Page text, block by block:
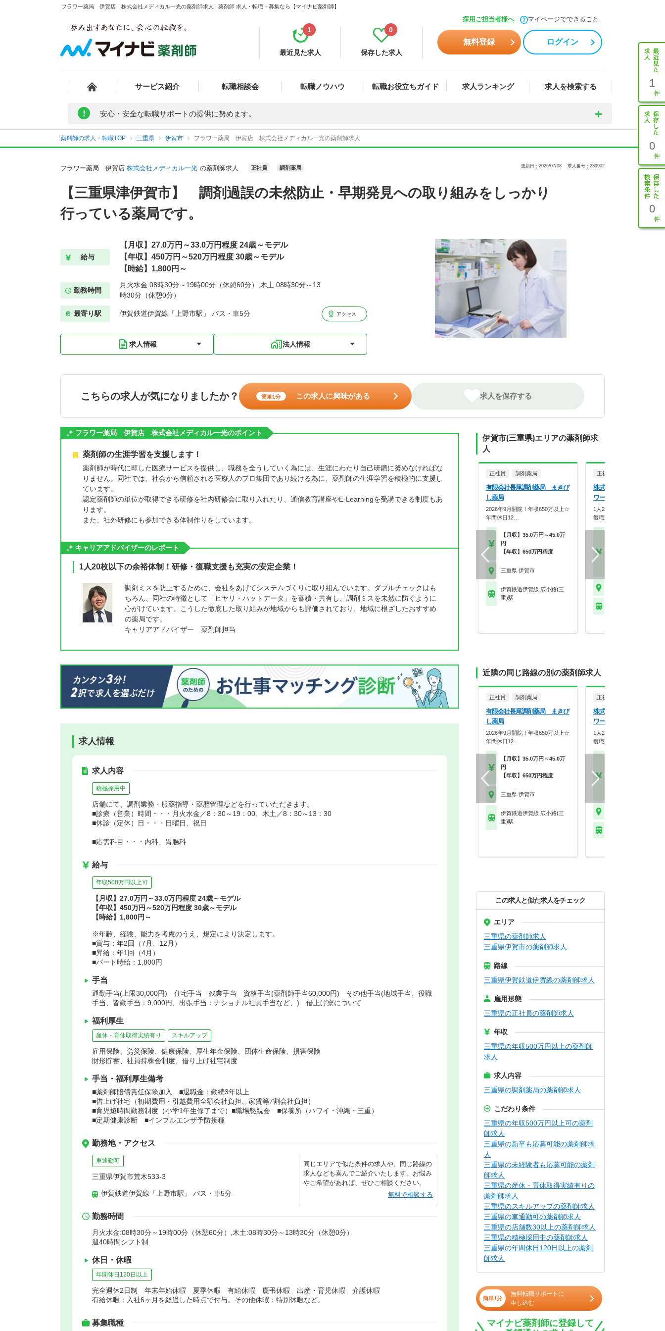
フラワー薬局 伊賀店 株式会社メディカル一光の薬剤師求人 | 薬剤師 求人・転職・募集なら【マイナビ薬剤師】
採用ご担当者様へ マイページでできること
最近見た求人
1
保存した求人
0
無料登録 ログイン
サービス紹介 転職相談会 転職ノウハウ 転職お役立ちガイド 求人ランキング 求人を検索する 1
0
0
! 安心・安全な転職サポートの提供に努めます。
薬剤師の求人・転職TOP 三重県 伊賀市 フラワー薬局 伊賀店 株式会社メディカル一光の薬剤師求人
フラワー薬局 伊賀店 株式会社メディカル一光 の薬剤師求人 正社員 調剤薬局 更新日：2026/07/08 求人番号：239902
【三重県津伊賀市】 調剤過誤の未然防止・早期発見への取り組みをしっかり
行っている薬局です。
給与
【月収】27.0万円～33.0万円程度 24歳～モデル
【年収】450万円～520万円程度 30歳～モデル
【時給】1,800円～
勤務時間
月火水金:08時30分～19時00分（休憩60分）,木土:08時30分～13
時30分（休憩0分）
最寄り駅 伊賀鉄道伊賀線「上野市駅」 バス・車5分 アクセス
求人情報 法人情報
こちらの求人が気になりましたか？ 簡単1分 この求人に興味がある 求人を保存する
フラワー薬局 伊賀店 株式会社メディカル一光のポイント
薬剤師の生涯学習を支援します！
薬剤師が時代に即した医療サービスを提供し、職務を全うしていく為には、生涯にわたり自己研鑽に努めなければな
りません。同社では、社会から信頼される医療人のプロ集団であり続ける為に、薬剤師の生涯学習を積極的に支援し
ています。
認定薬剤師の単位が取得できる研修を社内研修会に取り入れたり、通信教育講座やE-Learningを受講できる制度もあ
ります。
また、社外研修にも参加できる体制作りをしています。
キャリアアドバイザーのレポート
1人20枚以下の余裕体制！研修・復職支援も充実の安定企業！
調剤ミスを防止するために、会社をあげてシステムづくりに取り組んでいます。ダブルチェックはも
ちろん、同社の特徴として「ヒヤリ・ハットデータ」を蓄積・共有し、調剤ミスを未然に防ぐように
心がけています。こうした徹底した取り組みが地域からも評価されており、地域に根ざしたおすすめ
の薬局です。
キャリアアドバイザー 薬剤師担当
求人情報
求人内容
積極採用中
店舗にて、調剤業務・服薬指導・薬歴管理などを行っていただきます。
■診療（営業）時間・・・月火水金／8：30～19：00、木土／8：30～13：30
■休診（定休）日・・・日曜日、祝日
■応需科目・・・内科、胃腸科
給与
年収500万円以上可
【月収】27.0万円～33.0万円程度 24歳～モデル
【年収】450万円～520万円程度 30歳～モデル
【時給】1,800円～
※年齢、経験、能力を考慮のうえ、規定により決定します。
■賞与：年2回（7月、12月）
■昇給：年1回（4月）
■パート時給：1,800円
手当
通勤手当(上限30,000円) 住宅手当 残業手当 資格手当(薬剤師手当60,000円) その他手当(地域手当、役職
手当、皆勤手当：9,000円、出張手当：ナショナル社員手当など、) 借上げ寮について
福利厚生
産休・育休取得実績有り スキルアップ
雇用保険、労災保険、健康保険、厚生年金保険、団体生命保険、損害保険
財形貯蓄、社員持株会制度、借り上げ社宅制度
手当・福利厚生備考
■薬剤師賠償責任保険加入 ■退職金：勤続3年以上
■借上げ社宅（初期費用・引越費用全額会社負担、家賃等7割会社負担）
■育児短時間勤務制度（小学1年生修了まで）■職場懇親会 ■保養所（ハワイ・沖縄・三重）
■定期健康診断 ■インフルエンザ予防接種
勤務地・アクセス
車通勤可
三重県伊賀市荒木533-3
伊賀鉄道伊賀線「上野市駅」 バス・車5分
同じエリアで似た条件の求人や、同じ路線の
求人なども喜んでご紹介いたします。お悩み
やご希望があれば、ぜひご相談ください。
無料で相談する
勤務時間
月火水金:08時30分～19時00分（休憩60分）,木土:08時30分～13時30分（休憩0分）
週40時間シフト制
休日・休暇
年間休日120日以上
完全週休2日制 年末年始休暇 夏季休暇 有給休暇 慶弔休暇 出産・育児休暇 介護休暇
有給休暇：入社6ヶ月を経過した時点で付与。その他休暇：特別休暇など。
募集職種
伊賀市(三重県)エリアの薬剤師求
人
正社員 調剤薬局
有限会社長尾調剤薬局 まきび
し薬局
2026年9月開院！年収650万以上☆
年間休日12…
【月収】35.0万円～45.0万
円
【年収】650万円程度
三重県 伊賀市
伊賀鉄道伊賀線 広小路(三
重)駅
正社員
株式会社メディカル一光
ワー薬局 上野中央店
1人20枚以下の余裕体制！研
復職支援も充実の安…
近隣の同じ路線の別の薬剤師求人
正社員 調剤薬局
有限会社長尾調剤薬局 まきび
し薬局
2026年9月開院！年収650万以上☆
年間休日12…
【月収】35.0万円～45.0万
円
【年収】650万円程度
三重県 伊賀市
伊賀鉄道伊賀線 広小路(三
重)駅
正社員
株式会社メディカル一光
ワー薬局 上野中央店
1人20枚以下の余裕体制！研
復職支援も充実の安…
この求人と似た求人をチェック
エリア
三重県の薬剤師求人
三重県伊賀市の薬剤師求人
路線
三重県伊賀鉄道伊賀線の薬剤師求人
雇用形態
三重県の正社員の薬剤師求人
年収
三重県の年収500万円以上の薬剤師
求人
求人内容
三重県の調剤薬局の薬剤師求人
こだわり条件
三重県の年収500万円以上可の薬剤
師求人
三重県の新卒も応募可能の薬剤師求
人
三重県の未経験者も応募可能の薬剤
師求人
三重県の産休・育休取得実績有りの
薬剤師求人
三重県のスキルアップの薬剤師求人
三重県の車通勤可の薬剤師求人
三重県の店舗数30以上の薬剤師求人
三重県の積極採用中の薬剤師求人
三重県の年間休日120日以上の薬剤
師求人
簡単1分
無料転職サポートに
申し込む
マイナビ薬剤師に登録して